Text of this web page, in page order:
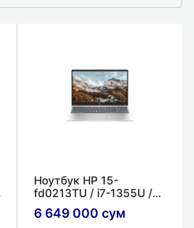
Ноутбук HP 15-
fd0213TU / i7-1355U /
DDR4 8ГБ / 512ГБ /
15.6'' FHD / Intel Iris Xe
6 649 000 сум